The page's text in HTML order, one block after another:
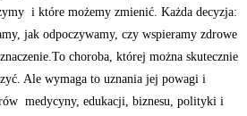
i które możemy zmienić. Każda decyzja:
jak odpoczywamy, czy wspieramy zdrowe
choroba, której można skutecznie
Ale wymaga to uznania jej powagi i
medycyny, edukacji, biznesu, polityki i